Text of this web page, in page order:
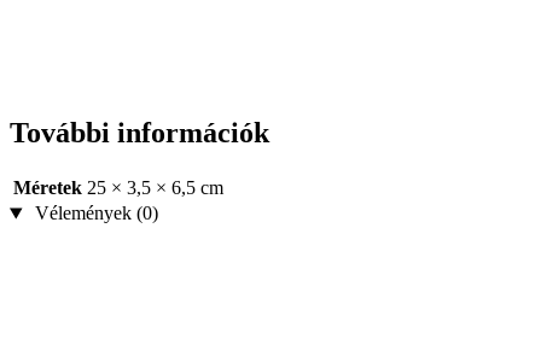
További információk
Méretek 25 × 3,5 × 6,5 cm
Vélemények (0)